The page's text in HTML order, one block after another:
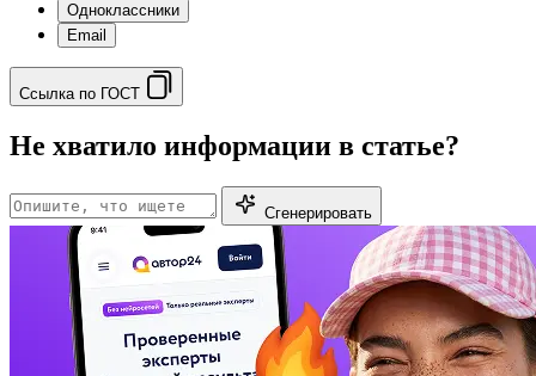
Одноклассники
Email
Ссылка по ГОСТ
Не хватило информации в статье?
Сгенерировать